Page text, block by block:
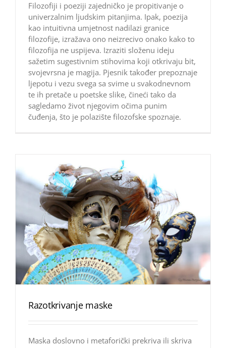
Filozofiji i poeziji zajedničko je propitivanje o
univerzalnim ljudskim pitanjima. Ipak, poezija
kao intuitivna umjetnost nadilazi granice
filozofije, izražava ono neizrecivo onako kako to
filozofija ne uspijeva. Izraziti složenu ideju
sažetim sugestivnim stihovima koji otkrivaju bit,
svojevrsna je magija. Pjesnik također prepoznaje
ljepotu i vezu svega sa svime u svakodnevnom
te ih pretače u poetske slike, čineći tako da
sagledamo život njegovim očima punim
čuđenja, što je polazište filozofske spoznaje.
Razotkrivanje maske
Maska doslovno i metaforički prekriva ili skriva